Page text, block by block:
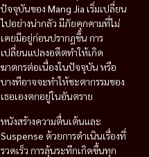
ปัจจุบันของ Mang Jia เริ่มเปลี่ยน
ไปอย่างน่ากลัว มีภัยคุกคามที่ไม่
เคยมีอยู่ก่อนปรากฏขึ้น การ
เปลี่ยนแปลงอดีตทำให้เกิด
ฆาตกรต่อเนื่องในปัจจุบัน หรือ
บางทีอาจจะทำให้ชะตากรรมของ
เธอเองตกอยู่ในอันตราย
หนังสร้างความตื่นเต้นและ
Suspense ด้วยการดำเนินเรื่องที่
รวดเร็ว การลุ้นระทึกเกิดขึ้นทุก